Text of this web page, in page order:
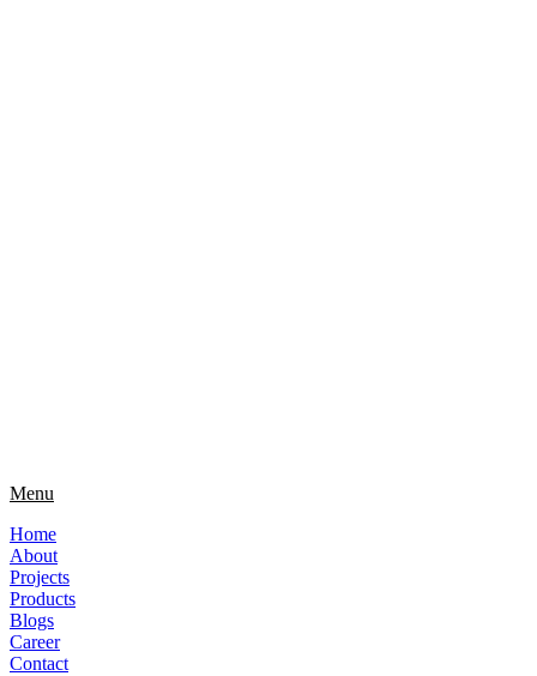
Menu
Home
About
Projects
Products
Blogs
Career
Contact